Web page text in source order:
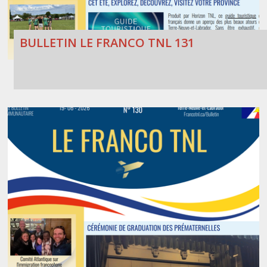
BULLETIN LE FRANCO TNL 131